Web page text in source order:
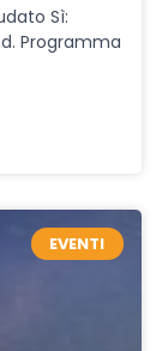
Sì:
Programma
EVENTI